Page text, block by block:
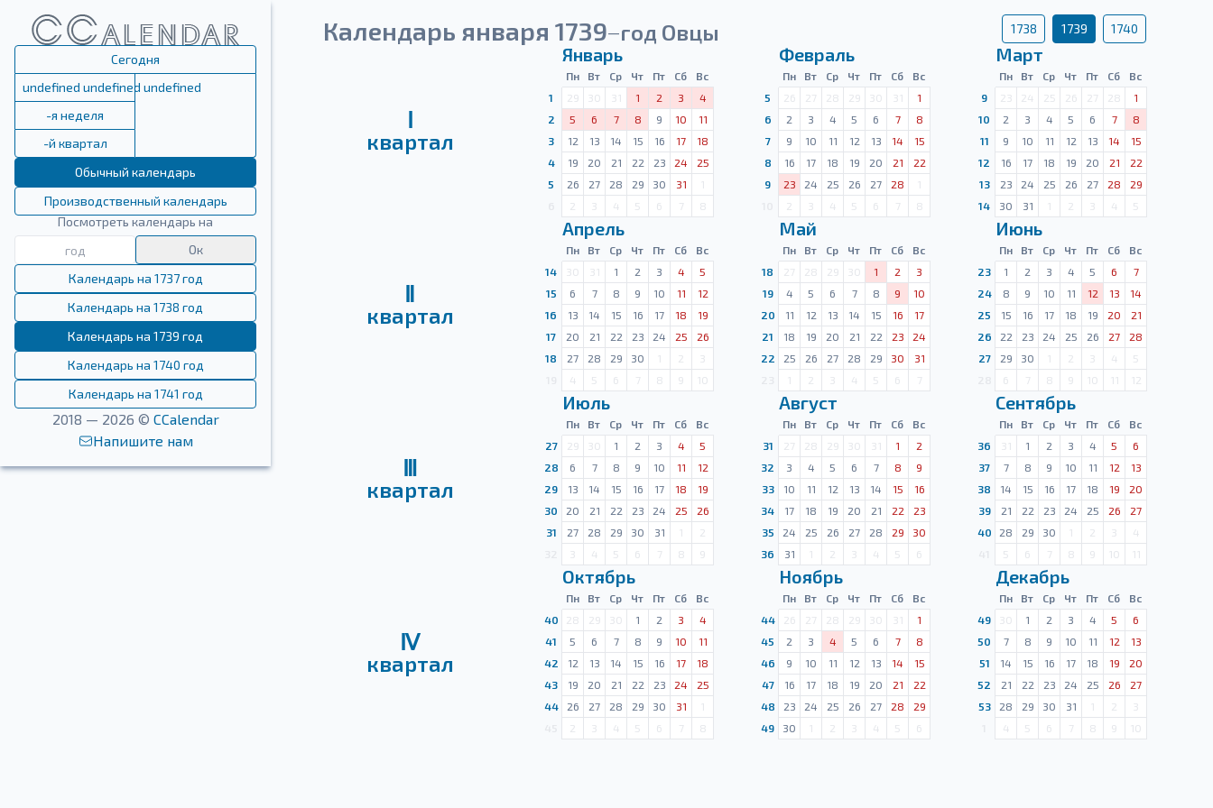
Сегодня
undefined undefined undefined
-я неделя
-й квартал
Обычный календарь
Производственный календарь
Посмотреть календарь на
Ок
Календарь на 1737 год
Календарь на 1738 год
Календарь на 1739 год
Календарь на 1740 год
Календарь на 1741 год
2018 — 2026 © CCalendar
Напишите нам
Календарь января 1739—год Овцы 1738 1739 1740
Ⅰ
квартал
Январь
Пн Вт Ср Чт Пт Сб
Вс
1
29 30 31 1 2 3
4
2
5 6 7 8 9 10
11
3
12 13 14 15 16 17
18
4
19 20 21 22 23 24
25
5
26 27 28 29 30 31
1
2 3 4 5 6 7 8
Февраль
Пн Вт Ср Чт Пт Сб
Вс
5
26 27 28 29 30 31
1
6
2 3 4 5 6 7
8
7
9 10 11 12 13 14
15
8
16 17 18 19 20 21
22
9
23 24 25 26 27 28
1
2 3 4 5 6 7 8
Март
Пн Вт Ср Чт Пт Сб
Вс
9
23 24 25 26 27 28
1
10
2 3 4 5 6 7
8
11
9 10 11 12 13 14
15
12
16 17 18 19 20 21
22
13
23 24 25 26 27 28
29
14
30 31 1 2 3 4 5
Ⅱ
квартал
Апрель
Пн Вт Ср Чт Пт Сб
Вс
14
30 31 1 2 3 4
5
15
6 7 8 9 10 11
12
16
13 14 15 16 17 18
19
17
20 21 22 23 24 25
26
18
27 28 29 30 1 2
3
4 5 6 7 8 9 10
Май
Пн Вт Ср Чт Пт Сб
Вс
18
27 28 29 30 1 2
3
19
4 5 6 7 8 9
10
20
11 12 13 14 15 16
17
21
18 19 20 21 22 23
24
22
25 26 27 28 29 30
31
1 2 3 4 5 6 7
Июнь
Пн Вт Ср Чт Пт Сб
Вс
23
1 2 3 4 5 6
7
24
8 9 10 11 12 13
14
25
15 16 17 18 19 20
21
26
22 23 24 25 26 27
28
27
29 30 1 2 3 4
5
6 7 8 9 10 11 12
Ⅲ
квартал
Июль
Пн Вт Ср Чт Пт Сб
Вс
27
29 30 1 2 3 4
5
28
6 7 8 9 10 11
12
29
13 14 15 16 17 18
19
30
20 21 22 23 24 25
26
31
27 28 29 30 31 1
2
3 4 5 6 7 8 9
Август
Пн Вт Ср Чт Пт Сб
Вс
31
27 28 29 30 31 1
2
32
3 4 5 6 7 8
9
33
10 11 12 13 14 15
16
34
17 18 19 20 21 22
23
35
24 25 26 27 28 29
30
36
31 1 2 3 4 5 6
Сентябрь
Пн Вт Ср Чт Пт Сб
Вс
36
31 1 2 3 4 5
6
37
7 8 9 10 11 12
13
38
14 15 16 17 18 19
20
39
21 22 23 24 25 26
27
40
28 29 30 1 2 3
4
5 6 7 8 9 10 11
Ⅳ
квартал
Октябрь
Пн Вт Ср Чт Пт Сб
Вс
40
28 29 30 1 2 3
4
41
5 6 7 8 9 10
11
42
12 13 14 15 16 17
18
43
19 20 21 22 23 24
25
44
26 27 28 29 30 31
1
2 3 4 5 6 7 8
Ноябрь
Пн Вт Ср Чт Пт Сб
Вс
44
26 27 28 29 30 31
1
45
2 3 4 5 6 7
8
46
9 10 11 12 13 14
15
47
16 17 18 19 20 21
22
48
23 24 25 26 27 28
29
49
30 1 2 3 4 5 6
Декабрь
Пн Вт Ср Чт Пт Сб
Вс
49
30 1 2 3 4 5
6
50
7 8 9 10 11 12
13
51
14 15 16 17 18 19
20
52
21 22 23 24 25 26
27
53
28 29 30 31 1 2
3
4 5 6 7 8 9 10